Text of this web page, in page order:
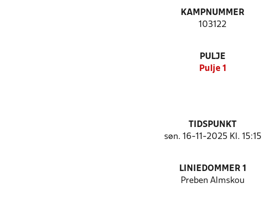
KAMPNUMMER
103122
PULJE
Pulje 1
TIDSPUNKT
søn. 16-11-2025 Kl. 15:15
LINIEDOMMER 1
Preben Almskou